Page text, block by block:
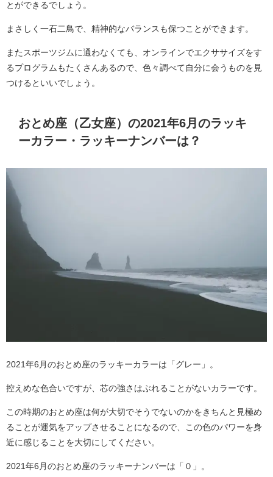
とができるでしょう。
まさしく一石二鳥で、精神的なバランスも保つことができます。
またスポーツジムに通わなくても、オンラインでエクササイズをす
るプログラムもたくさんあるので、色々調べて自分に会うものを見
つけるといいでしょう。
おとめ座（乙女座）の2021年6月のラッキ
ーカラー・ラッキーナンバーは？
2021年6月のおとめ座のラッキーカラーは「グレー」。
控えめな色合いですが、芯の強さはぶれることがないカラーです。
この時期のおとめ座は何が大切でそうでないのかをきちんと見極め
ることが運気をアップさせることになるので、この色のパワーを身
近に感じることを大切にしてください。
2021年6月のおとめ座のラッキーナンバーは「０」。